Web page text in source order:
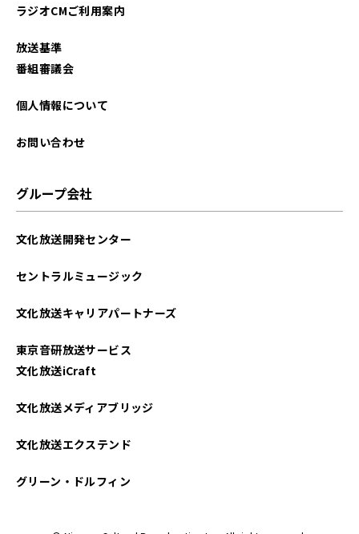
2025年04月
2025年01月
2024年08月
2024年07月
2024年06月
ラジオCMご利用案内
放送基準
番組審議会
個人情報について
お問い合わせ
グループ会社
文化放送開発センター
セントラルミュージック
文化放送キャリアパートナーズ
東京音研放送サービス
文化放送iCraft
文化放送メディアブリッジ
文化放送エクステンド
グリーン・ドルフィン